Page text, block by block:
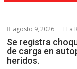
agosto 9, 2026 La
Se registra
de carga en
heridos.